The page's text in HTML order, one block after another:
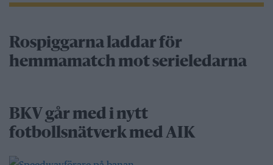
Rospiggarna laddar för
hemmamatch mot serieledarna
BKV går med i nytt
fotbollsnätverk med AIK